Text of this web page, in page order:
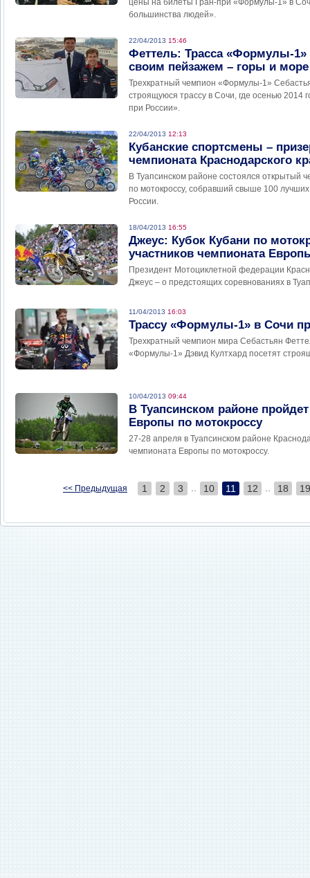
цены на билеты Гран-при «Формулы-1» в
большинства людей».
22/04/2013 15:46
Феттель: Трасса «Формулы-1»
своим пейзажем – горы и море
Трехкратный чемпион «Формулы-1»
строящуюся трассу в Сочи, где осенью 2014
при России».
22/04/2013 12:13
Кубанские спортсмены –
чемпионата Краснодарского
В Туапсинском районе состоялся открытый
по мотокроссу, собравший свыше 100
России.
18/04/2013 16:55
Джеус: Кубок Кубани по
участников чемпионата
Президент Мотоциклетной федерации
Джеус – о предстоящих соревнованиях в
11/04/2013 16:03
Трассу «Формулы-1» в Сочи
Трехкратный чемпион мира Себастьян
«Формулы-1» Дэвид Култхард посетят
10/04/2013 09:44
В Туапсинском районе
Европы по мотокроссу
27-28 апреля в Туапсинском районе
чемпионата Европы по мотокроссу.
<< Предыдущая 1 2 3 10 11 12 18 19